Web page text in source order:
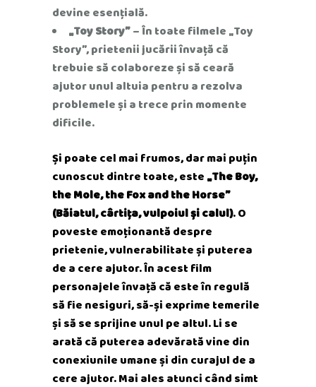
devine esențială.
„Toy Story”– În toate filmele „Toy
Story”, prietenii jucării învață că
trebuie să colaboreze și să ceară
ajutor unul altuia pentru a rezolva
problemele și a trece prin momente
dificile.
Și poate cel mai frumos, dar mai puțin
cunoscut dintre toate, este „The Boy,
the Mole, the Fox and the Horse”
(Băiatul, cârtița, vulpoiul și calul). O
poveste emoționantă despre
prietenie, vulnerabilitate și puterea
de a cere ajutor. În acest film
personajele învață că este în regulă
să fie nesiguri, să-și exprime temerile
și să se sprijine unul pe altul. Li se
arată că puterea adevărată vine din
conexiunile umane și din curajul de a
cere ajutor. Mai ales atunci când simt